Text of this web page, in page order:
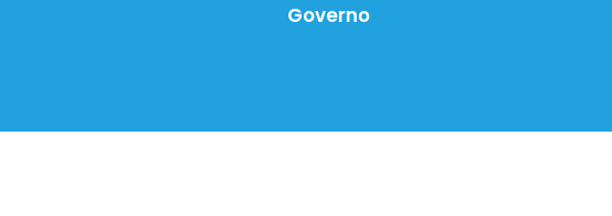
Governo